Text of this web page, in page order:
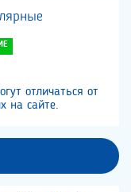
отличаться от
на сайте.